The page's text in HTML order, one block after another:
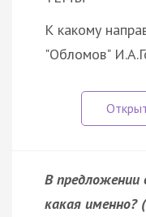
К какому
"Обломов"
В предложении
какая